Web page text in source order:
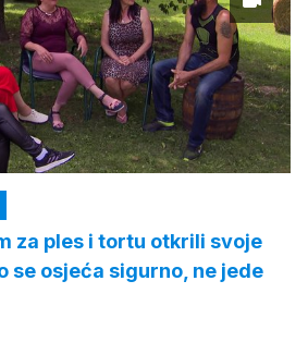
za ples i tortu otkrili svoje
se osjeća sigurno, ne jede